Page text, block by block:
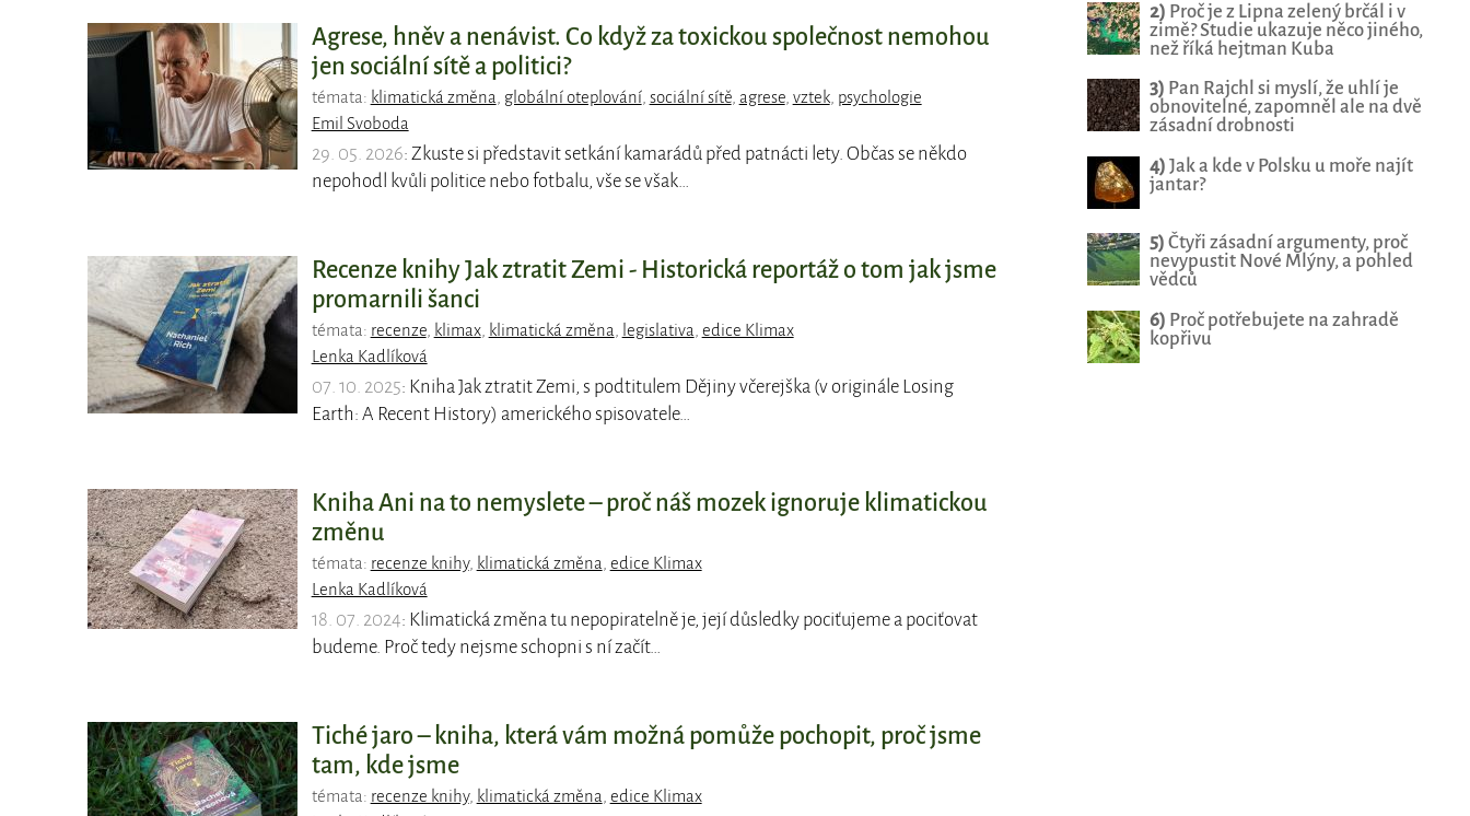
Agrese, hněv a nenávist. Co když za toxickou společnost nemohou
jen sociální sítě a politici?
témata: klimatická změna globální oteplování, sociální sítě, agrese, vztek, psychologie
Emil Svoboda
29. 05. 2026: Zkuste si představit setkání kamarádů před patnácti lety. Občas se někdo
nepohodl kvůli politice nebo fotbalu, vše se však…
Recenze knihy Jak ztratit Zemi - Historická reportáž o tom jak jsme
promarnili šanci
témata: recenze, klimax, klimatická změna legislativa edice Klimax
Lenka Kadlíková
07. 10. 2025: Kniha Jak ztratit Zemi, s podtitulem Dějiny včerejška (v originále Losing
Earth: A Recent History) amerického spisovatele…
Kniha Ani na to nemyslete – proč náš mozek ignoruje klimatickou
změnu
témata: recenze knihy, klimatická změna edice Klimax
Lenka Kadlíková
18. 07. 2024: Klimatická změna tu nepopiratelně je, její důsledky pociťujeme a pociťovat
budeme. Proč tedy nejsme schopni s ní začít…
Tiché jaro – kniha, která vám možná pomůže pochopit, proč jsme
tam, kde jsme
témata: recenze knihy, klimatická změna edice Klimax
2) Proč je z Lipna zelený brčál i v
zimě? Studie ukazuje něco jiného,
než říká hejtman Kuba
3) Pan Rajchl si myslí, že uhlí je
obnovitelné, zapomněl ale na dvě
zásadní drobnosti
4) Jak a kde v Polsku u moře najít
jantar?
5) Čtyři zásadní argumenty, proč
nevypustit Nové Mlýny, a pohled
vědců
6) Proč potřebujete na zahradě
kopřivu